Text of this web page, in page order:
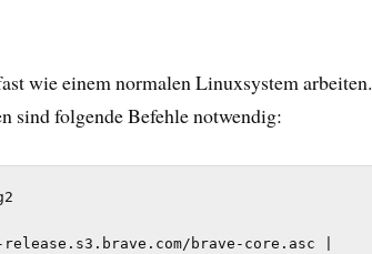
wie einem normalen Linuxsystem arbeiten.
sind folgende Befehle notwendig:
brave-core.asc |